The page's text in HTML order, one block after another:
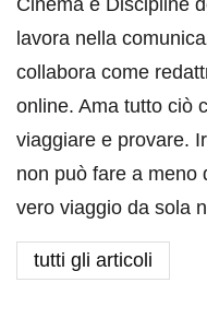
Cinema e Discipline
lavora nella
collabora come
online. Ama tutto ciò
viaggiare e provare.
non può fare a meno
vero viaggio da sola
tutti gli articoli